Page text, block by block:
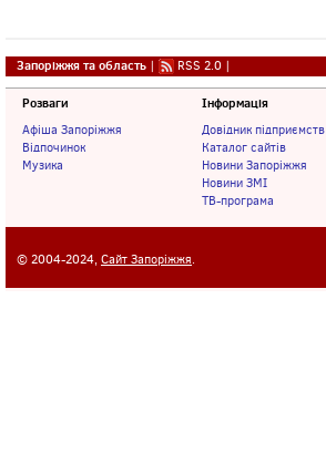
Запоріжжя та область | RSS 2.0 |
Розваги
Афіша Запоріжжя
Відпочинок
Музика
Інформація
Довідник підприємств
Каталог сайтів
Новини Запоріжжя
Новини ЗМІ
ТВ-програма
© 2004-2024, Сайт Запоріжжя.